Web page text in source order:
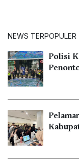
NEWS TERPOPULER
Polisi